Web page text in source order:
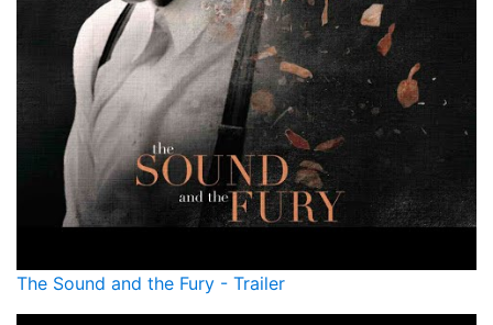
The Sound and the Fury - Trailer